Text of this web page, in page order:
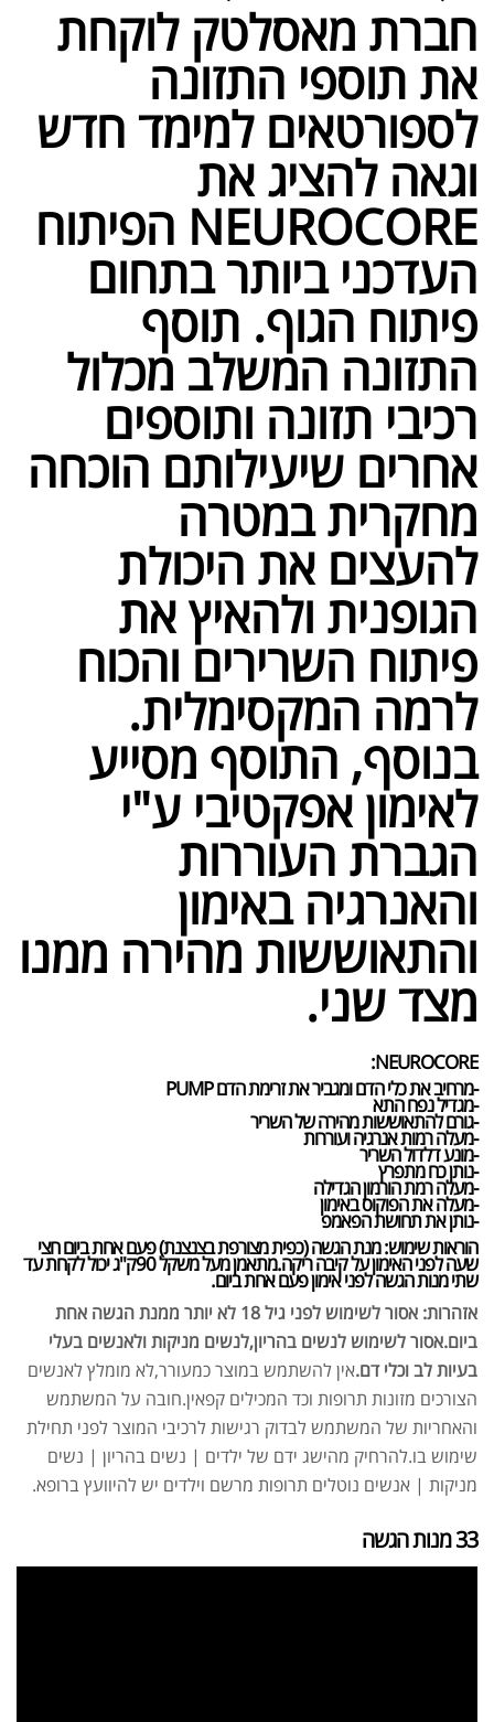
חברת מאסלטק לוקחת
את תוספי התזונה
לספורטאים למימד חדש
וגאה להציג את
NEUROCORE הפיתוח
העדכני ביותר בתחום
פיתוח הגוף. תוסף
התזונה המשלב מכלול
רכיבי תזונה ותוספים
אחרים שיעילותם הוכחה
מחקרית במטרה
להעצים את היכולת
הגופנית ולהאיץ את
פיתוח השרירים והכוח
לרמה המקסימלית.
בנוסף, התוסף מסייע
לאימון אפקטיבי ע"י
הגברת העוררות
והאנרגיה באימון
והתאוששות מהירה ממנו
מצד שני.
NEUROCORE:
-מרחיב את כלי הדם ומגביר את זרימת הדם PUMP
-מגדיל נפח התא
-גורם להתאוששות מהירה של השריר
-מעלה רמות אנרגיה ועוררות
-מונע דלדול השריר
-נותן כח מתפרץ
-מעלה רמת הורמון הגדילה
-מעלה את הפוקוס באימון
-נותן את תחושת הפאמפ
הוראות שימוש:מנת הגשה (כפית מצורפת בצנצנת) פעם אחת ביום חצי
שעה לפני האימון על קיבה ריקה.מתאמן מעל משקל 90ק"ג יכול לקחת עד
שתי מנות הגשה לפני אימון פעם אחת ביום.
אזהרות: אסור לשימוש לפני גיל 18 לא יותר ממנת הגשה אחת
ביום.אסור לשימוש לנשים בהריון,לנשים מניקות ולאנשים בעלי
בעיות לב וכלי דם.אין להשתמש במוצר כמעורר,לא מומלץ לאנשים
הצורכים מזונות תרופות וכד המכילים קפאין.חובה על המשתמש
והאחריות של המשתמש לבדוק רגישות לרכיבי המוצר לפני תחילת
שימוש בו.להרחיק מהישג ידם של ילדים | נשים בהריון | נשים
מניקות | אנשים נוטלים תרופות מרשם וילדים יש להיוועץ ברופא.
33 מנות הגשה